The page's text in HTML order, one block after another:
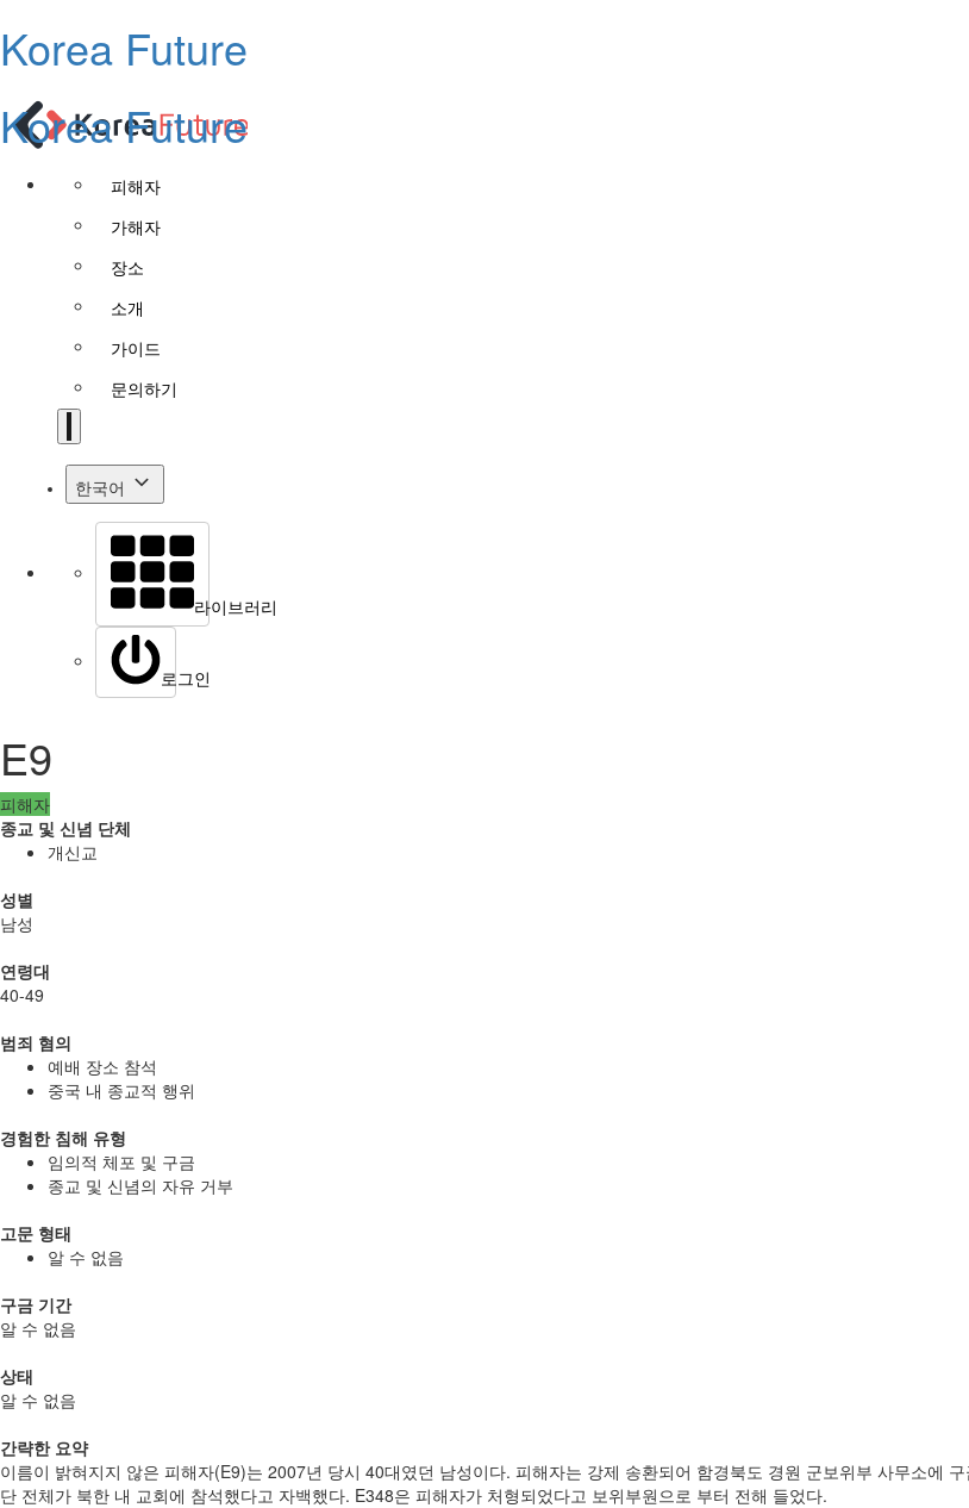
Korea Future
Korea Future
피해자
가해자
장소
소개
가이드
문의하기
한국어
라이브러리
로그인
E9
피해자
종교 및 신념 단체
개신교
성별
남성
연령대
40-49
범죄 혐의
예배 장소 참석
중국 내 종교적 행위
경험한 침해 유형
임의적 체포 및 구금
종교 및 신념의 자유 거부
고문 형태
알 수 없음
구금 기간
알 수 없음
상태
알 수 없음
간략한 요약
이름이 밝혀지지 않은 피해자(E9)는 2007년 당시 40대였던 남성이다. 피해자는 강제 송환되어 함경북도 경원 군보위부 사무소에
단 전체가 북한 내 교회에 참석했다고 자백했다. E348은 피해자가 처형되었다고 보위부원으로 부터 전해 들었다.